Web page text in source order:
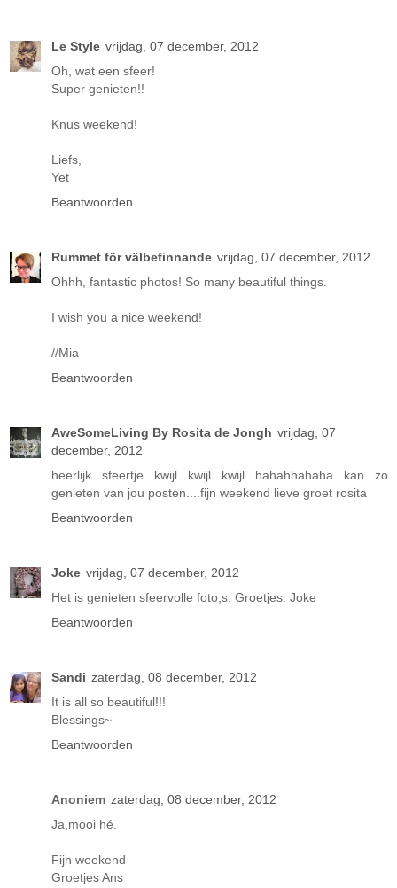
Le Style vrijdag, 07 december, 2012
Oh, wat een sfeer!
Super genieten!!
Knus weekend!
Liefs,
Yet
Beantwoorden
Rummet för välbefinnande vrijdag, 07 december, 2012
Ohhh, fantastic photos! So many beautiful things.
I wish you a nice weekend!
//Mia
Beantwoorden
AweSomeLiving By Rosita de Jongh vrijdag, 07
december, 2012
heerlijk sfeertje kwijl kwijl kwijl hahahhahaha kan zo
genieten van jou posten....fijn weekend lieve groet rosita
Beantwoorden
Joke vrijdag, 07 december, 2012
Het is genieten sfeervolle foto,s. Groetjes. Joke
Beantwoorden
Sandi zaterdag, 08 december, 2012
It is all so beautiful!!!
Blessings~
Beantwoorden
Anoniem zaterdag, 08 december, 2012
Ja,mooi hé.
Fijn weekend
Groetjes Ans